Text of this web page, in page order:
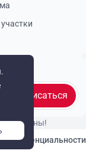
Подписаться
защищены!